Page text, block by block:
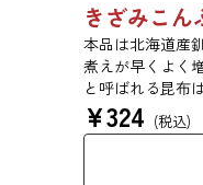
きざみこ
本品は北海道産
煮えが早くよく
と呼ばれる昆布
富に含みます。
たり、ひじきの
たりと様々な
¥324 (税込)